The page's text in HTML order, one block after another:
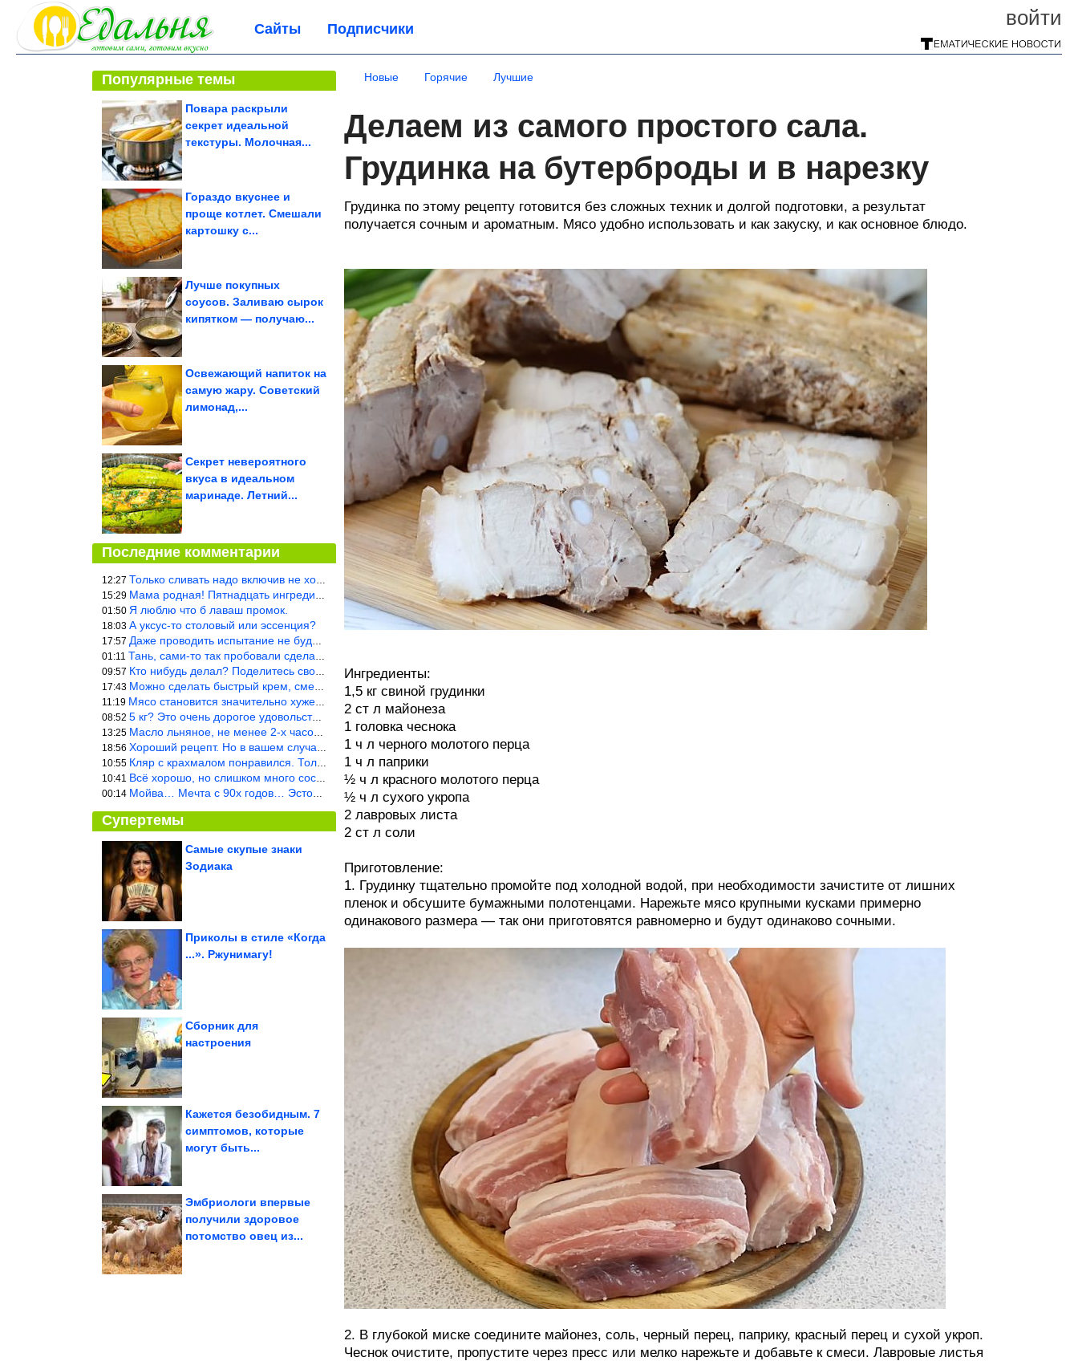
войти
Сайты Подписчики
Популярные темы
Повара раскрыли
секрет идеальной
текстуры. Молочная...
Гораздо вкуснее и
проще котлет. Смешали
картошку с...
Лучше покупных
соусов. Заливаю сырок
кипятком — получаю...
Освежающий напиток на
самую жару. Советский
лимонад,...
Секрет невероятного
вкуса в идеальном
маринаде. Летний...
Последние комментарии
12:27 Только сливать надо включив не холодную, а ГОРЯЧУЮ воду. Трубы в
15:29 Мама родная! Пятнадцать ингредиентов на пирожок!!!
01:50 Я люблю что б лаваш промок.
18:03 А уксус-то столовый или эссенция?
17:57 Даже проводить испытание не буду — в воду и потом быстро в раска
01:11 Тань, сами-то так пробовали сделать? Ерунда же получится. Нет, с
09:57 Кто нибудь делал? Поделитесь своими результатами!!!
17:43 Можно сделать быстрый крем, смешав 2 банки вареной сгущенки со с
11:19 Мясо становится значительно хуже, когда долго лежит в морозилке
08:52 5 кг? Это очень дорогое удовольствие, исходя из цен на эту ягоду
13:25 Масло льняное, не менее 2-х часов. Писать надо по делу и подробн
18:56 Хороший рецепт. Но в вашем случае шницель получится парено-варен
10:55 Кляр с крахмалом понравился. Только я бы в воду добавил бы молок
10:41 Всё хорошо, но слишком много составляющих.
00:14 Мойва… Мечта с 90х годов… Эстония
Супертемы
Нейт Люббе:
Самые скупые знаки
Зодиака
Приколы в стиле «Когда
...». Ржунимагу!
Сборник для
настроения
Необычные советы по
Кажется безобидным. 7
симптомов, которые
могут быть...
5 хронических
неудачников по знаку
Эмбриологи впервые
получили здоровое
потомство овец из...
Новые Горячие Лучшие
Делаем из самого простого сала.
Грудинка на бутерброды и в нарезку
Грудинка по этому рецепту готовится без сложных техник и долгой подготовки, а результат
получается сочным и ароматным. Мясо удобно использовать и как закуску, и как основное блюдо.
Ингредиенты:
1,5 кг свиной грудинки
2 ст л майонеза
1 головка чеснока
1 ч л черного молотого перца
1 ч л паприки
½ ч л красного молотого перца
½ ч л сухого укропа
2 лавровых листа
2 ст л соли
Приготовление:
1. Грудинку тщательно промойте под холодной водой, при необходимости зачистите от лишних
пленок и обсушите бумажными полотенцами. Нарежьте мясо крупными кусками примерно
одинакового размера — так они приготовятся равномерно и будут одинаково сочными.
2. В глубокой миске соедините майонез, соль, черный перец, паприку, красный перец и сухой укроп.
Чеснок очистите, пропустите через пресс или мелко нарежьте и добавьте к смеси. Лавровые листья